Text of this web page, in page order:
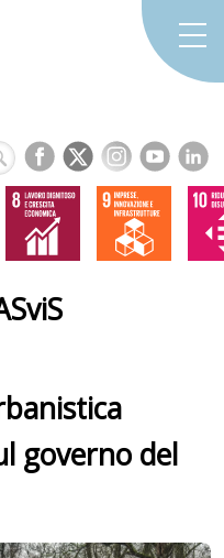
governo del